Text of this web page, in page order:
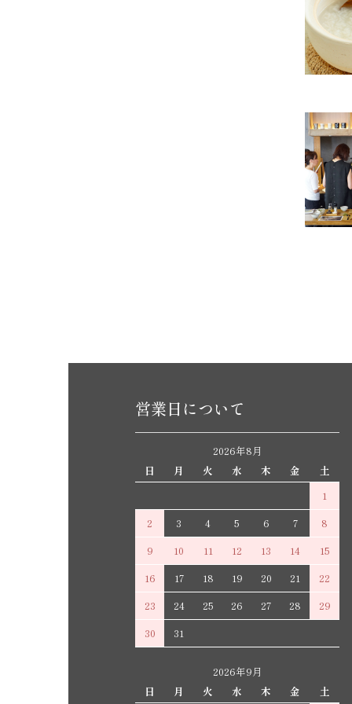
営業日について
2026年8月
日
月 火 水 木 金
土
1
2
3 4 5 6 7
8
9
10 11 12 13 14
15
16
17 18 19 20 21
22
23
24 25 26 27 28
29
30
31
2026年9月
日
月 火 水 木 金 土